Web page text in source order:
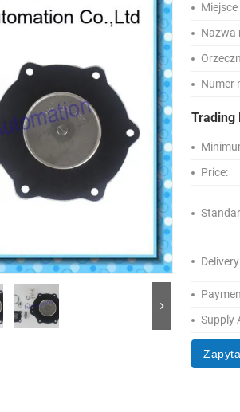
Nazwa
Numer
Trading
Price:
Supply